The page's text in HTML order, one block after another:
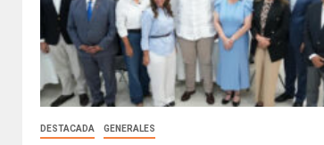
DESTACADA GENERALES